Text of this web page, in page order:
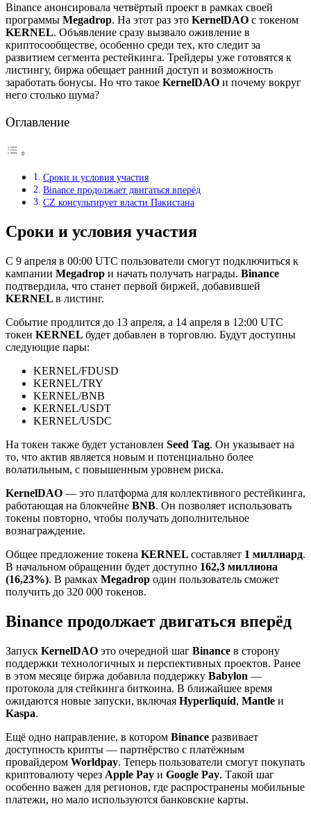
Binance анонсировала четвёртый проект в рамках своей
программы Megadrop. На этот раз это KernelDAO с токеном
KERNEL. Объявление сразу вызвало оживление в
криптосообществе, особенно среди тех, кто следит за
развитием сегмента рестейкинга. Трейдеры уже готовятся к
листингу, биржа обещает ранний доступ и возможность
заработать бонусы. Но что такое KernelDAO и почему вокруг
него столько шума?
Оглавление
Сроки и условия участия
Binance продолжает двигаться вперёд
CZ консультирует власти Пакистана
Сроки и условия участия
С 9 апреля в 00:00 UTC пользователи смогут подключиться к
кампании Megadrop и начать получать награды. Binance
подтвердила, что станет первой биржей, добавившей
KERNEL в листинг.
Событие продлится до 13 апреля, а 14 апреля в 12:00 UTC
токен KERNEL будет добавлен в торговлю. Будут доступны
следующие пары:
KERNEL/FDUSD
KERNEL/TRY
KERNEL/BNB
KERNEL/USDT
KERNEL/USDC
На токен также будет установлен Seed Tag. Он указывает на
то, что актив является новым и потенциально более
волатильным, с повышенным уровнем риска.
KernelDAO — это платформа для коллективного рестейкинга,
работающая на блокчейне BNB. Он позволяет использовать
токены повторно, чтобы получать дополнительное
вознаграждение.
Общее предложение токена KERNEL составляет 1 миллиард.
В начальном обращении будет доступно 162,3 миллиона
(16,23%). В рамках Megadrop один пользователь сможет
получить до 320 000 токенов.
Binance продолжает двигаться вперёд
Запуск KernelDAO это очередной шаг Binance в сторону
поддержки технологичных и перспективных проектов. Ранее
в этом месяце биржа добавила поддержку Babylon —
протокола для стейкинга биткоина. В ближайшее время
ожидаются новые запуски, включая Hyperliquid, Mantle и
Kaspa.
Ещё одно направление, в котором Binance развивает
доступность крипты — партнёрство с платёжным
провайдером Worldpay. Теперь пользователи смогут покупать
криптовалюту через Apple Pay и Google Pay. Такой шаг
особенно важен для регионов, где распространены мобильные
платежи, но мало используются банковские карты.